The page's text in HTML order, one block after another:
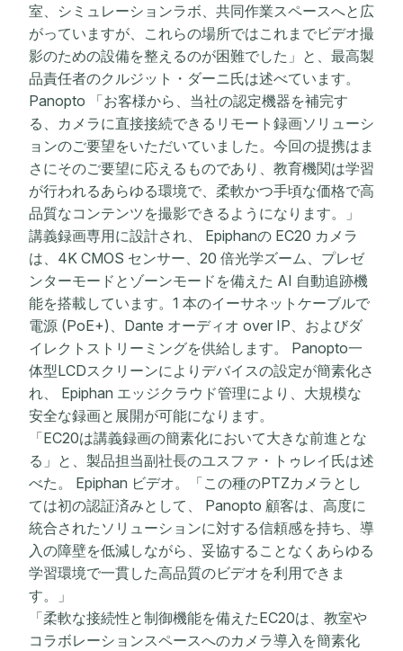
室、シミュレーションラボ、共同作業スペースへと広
がっていますが、これらの場所ではこれまでビデオ撮
影のための設備を整えるのが困難でした」と、最高製
品責任者のクルジット・ダーニ氏は述べています。
Panopto 「お客様から、当社の認定機器を補完す
る、カメラに直接接続できるリモート録画ソリューシ
ョンのご要望をいただいていました。今回の提携はま
さにそのご要望に応えるものであり、教育機関は学習
が行われるあらゆる環境で、柔軟かつ手頃な価格で高
品質なコンテンツを撮影できるようになります。」
講義録画専用に設計され、 Epiphanの EC20 カメラ
は、4K CMOS センサー、20 倍光学ズーム、プレゼ
ンターモードとゾーンモードを備えた AI 自動追跡機
能を搭載しています。1 本のイーサネットケーブルで
電源 (PoE+)、Dante オーディオ over IP、およびダ
イレクトストリーミングを供給します。 Panopto一
体型LCDスクリーンによりデバイスの設定が簡素化さ
れ、 Epiphan エッジクラウド管理により、大規模な
安全な録画と展開が可能になります。
「EC20は講義録画の簡素化において大きな前進とな
る」と、製品担当副社長のユスファ・トゥレイ氏は述
べた。 Epiphan ビデオ。「この種のPTZカメラとし
ては初の認証済みとして、 Panopto 顧客は、高度に
統合されたソリューションに対する信頼感を持ち、導
入の障壁を低減しながら、妥協することなくあらゆる
学習環境で一貫した高品質のビデオを利用できま
す。」
「柔軟な接続性と制御機能を備えたEC20は、教室や
コラボレーションスペースへのカメラ導入を簡素化